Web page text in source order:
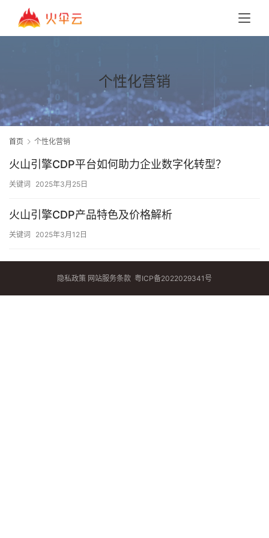
个性化营销
首页 个性化营销
火山引擎CDP平台如何助力企业数字化转型？
关键词 2025年3月25日
火山引擎CDP产品特色及价格解析
关键词 2025年3月12日
隐私政策 网站服务条款 粤ICP备2022029341号